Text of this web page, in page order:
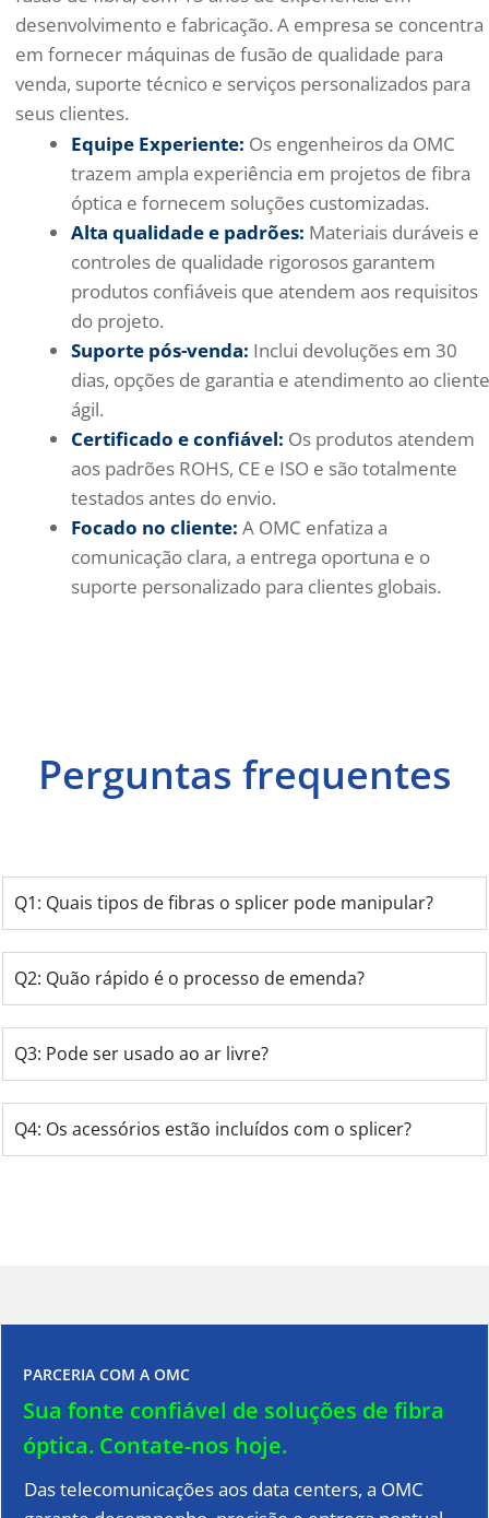
desenvolvimento e fabricação. A empresa se concentra
em fornecer máquinas de fusão de qualidade para
venda, suporte técnico e serviços personalizados para
seus clientes.
Equipe Experiente: Os engenheiros da OMC
trazem ampla experiência em projetos de fibra
óptica e fornecem soluções customizadas.
Alta qualidade e padrões: Materiais duráveis ​​e
controles de qualidade rigorosos garantem
produtos confiáveis ​​que atendem aos requisitos
do projeto.
Suporte pós-venda: Inclui devoluções em 30
dias, opções de garantia e atendimento ao cliente
ágil.
Certificado e confiável: Os produtos atendem
aos padrões ROHS, CE e ISO e são totalmente
testados antes do envio.
Focado no cliente: A OMC enfatiza a
comunicação clara, a entrega oportuna e o
suporte personalizado para clientes globais.
Perguntas frequentes
Q1: Quais tipos de fibras o splicer pode manipular?
Q2: Quão rápido é o processo de emenda?
Q3: Pode ser usado ao ar livre?
Q4: Os acessórios estão incluídos com o splicer?
PARCERIA COM A OMC
Sua fonte confiável de soluções de fibra
óptica. Contate-nos hoje.
Das telecomunicações aos data centers, a OMC